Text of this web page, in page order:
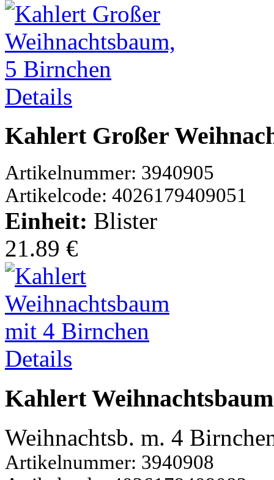
Details
Kahlert Großer
Artikelnummer: 3940905
Artikelcode: 4026179409051
Einheit: Blister
21.89 €
Details
Kahlert
Weihnachtsb. m. 4
Artikelnummer: 3940908